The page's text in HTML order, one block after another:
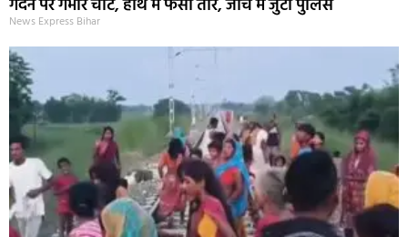
गर्दन पर गंभीर चोट, हाथ में फंसा तीर, जांच में जुटी पुलिस
News Express Bihar